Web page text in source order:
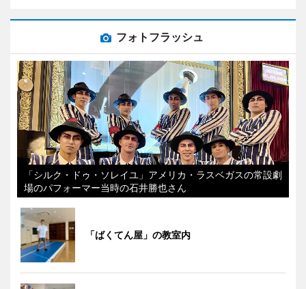
フォトフラッシュ
「シルク・ドゥ・ソレイユ」アメリカ・ラスベガスの常設劇
場のパフォーマー当時の石井勝也さん
「ばくてん屋」の教室内